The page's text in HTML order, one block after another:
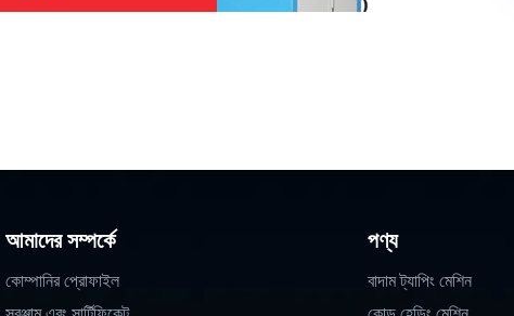
আমাদের সম্পর্কে
কোম্পানির প্রোফাইল
পণ্য
বাদাম ট্যাপিং মেশিন